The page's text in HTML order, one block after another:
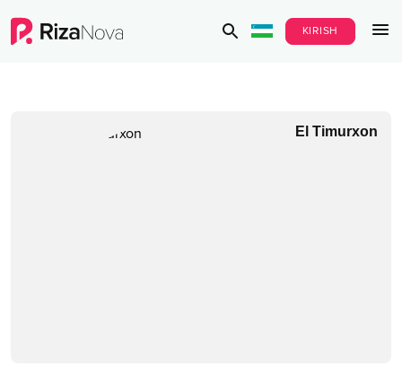
KIRISH
El Timurxon